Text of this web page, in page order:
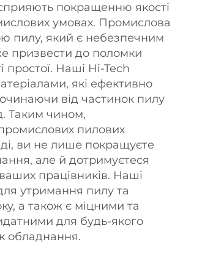
покращенню якості
умовах. Промислова
пилу, який є небезпечним
призвести до поломки
Наші Hi-Tech
які ефективно
від частинок пилу
Таким чином,
пилових
ви не лише покращуєте
але й дотримуєтеся
працівників. Наші
утримання пилу та
а також є міцними та
для будь-якого
обладнання.